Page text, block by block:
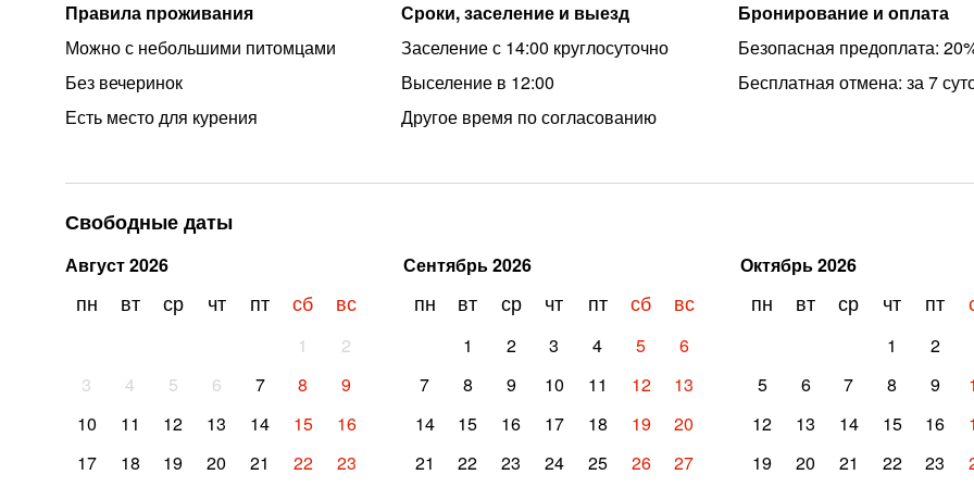
Правила проживания
Можно с небольшими питомцами
Без вечеринок
Есть место для курения
Сроки, заселение и выезд
Заселение с 14:00 круглосуточно
Выселение в 12:00
Другое время по согласованию
Бронирование и оплата
Безопасная предоплата:
Бесплатная отмена: за 7
Свободные даты
Август2026
пн вт ср чт пт сб вс
1
2
3
4 5 6 7 8
9
10
11 12 13 14 15
16
17
18 19 20 21 22 23
Сентябрь2026
пн вт ср чт пт сб вс
1 2 3 4 5
6
7
8 9 10 11 12
13
14
15 16 17 18 19
20
21
22 23 24 25 26 27
Октябрь2026
пн вт ср чт пт
1 2
5
6 7 8 9
12
13 14 15 16
19
20 21 22 23